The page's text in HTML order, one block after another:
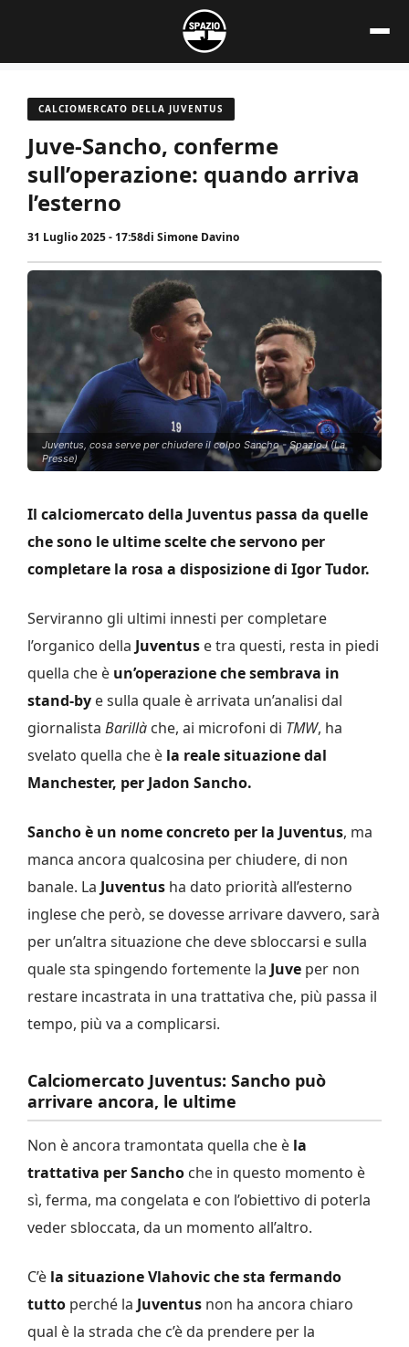
contenuto
CALCIOMERCATO DELLA JUVENTUS
Juve-Sancho, conferme
sull’operazione: quando arriva
l’esterno
31 Luglio 2025 - 17:58di Simone Davino
Juventus, cosa serve per chiudere il colpo Sancho - SpazioJ (La
Presse)
Il calciomercato della Juventus passa da quelle
che sono le ultime scelte che servono per
completare la rosa a disposizione di Igor Tudor.
Serviranno gli ultimi innesti per completare
l’organico della Juventus e tra questi, resta in piedi
quella che è un’operazione che sembrava in
stand-by e sulla quale è arrivata un’analisi dal
giornalista Barillà che, ai microfoni di TMW, ha
svelato quella che è la reale situazione dal
Manchester, per Jadon Sancho.
Sancho è un nome concreto per la Juventus, ma
manca ancora qualcosina per chiudere, di non
banale. La Juventus ha dato priorità all’esterno
inglese che però, se dovesse arrivare davvero, sarà
per un’altra situazione che deve sbloccarsi e sulla
quale sta spingendo fortemente la Juve per non
restare incastrata in una trattativa che, più passa il
tempo, più va a complicarsi.
Calciomercato Juventus: Sancho può
arrivare ancora, le ultime
Non è ancora tramontata quella che è la
trattativa per Sancho che in questo momento è
sì, ferma, ma congelata e con l’obiettivo di poterla
veder sbloccata, da un momento all’altro.
C’è la situazione Vlahovic che sta fermando
tutto perché la Juventus non ha ancora chiaro
qual è la strada che c’è da prendere per la